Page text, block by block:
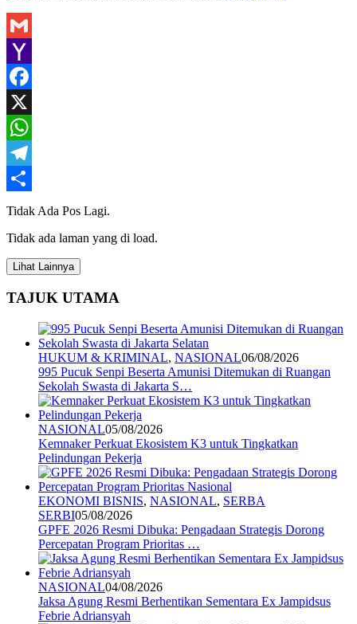
Gmail
Yahoo
Mail
Facebook
X
WhatsApp
Telegram
Share
Tidak Ada Pos Lagi.
Tidak ada laman yang di load.
Lihat Lainnya
TAJUK UTAMA
HUKUM & KRIMINAL, NASIONAL06/08/2026
995 Pucuk Senpi Beserta Amunisi Ditemukan di Ruangan
Sekolah Swasta di Jakarta S…
NASIONAL05/08/2026
Kemnaker Perkuat Ekosistem K3 untuk Tingkatkan
Pelindungan Pekerja
EKONOMI BISNIS, NASIONAL, SERBA
SERBI05/08/2026
GPFE 2026 Resmi Dibuka: Pengadaan Strategis Dorong
Percepatan Program Prioritas …
NASIONAL04/08/2026
Jaksa Agung Resmi Berhentikan Sementara Ex Jampidsus
Febrie Adriansyah